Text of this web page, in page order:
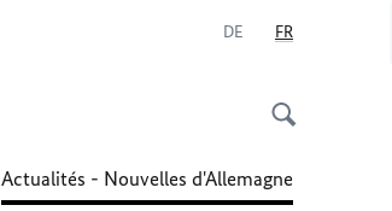
DE FR
Actualités - Nouvelles d'Allemagne